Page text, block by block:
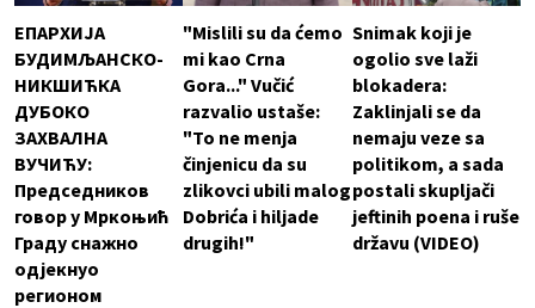
ЕПАРХИЈА
БУДИМЉАНСКО-
НИКШИЋКА
ДУБОКО
ЗАХВАЛНА
ВУЧИЋУ:
Председников
говор у Мркоњић
Граду снажно
одјекнуо
регионом
"Mislili su da ćemo
mi kao Crna
Gora..." Vučić
razvalio ustaše:
"To ne menja
činjenicu da su
zlikovci ubili malog
Dobrića i hiljade
drugih!"
Snimak koji je
ogolio sve laži
blokadera:
Zaklinjali se da
nemaju veze sa
politikom, a sada
postali skupljači
jeftinih poena i ruše
državu (VIDEO)